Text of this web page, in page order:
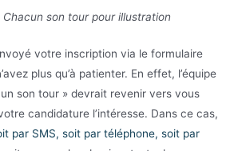
son tour pour illustration
votre inscription via le formulaire
plus qu’à patienter. En effet, l’équipe
son tour » devrait revenir vers vous
candidature l’intéresse. Dans ce cas,
par SMS, soit par téléphone, soit par